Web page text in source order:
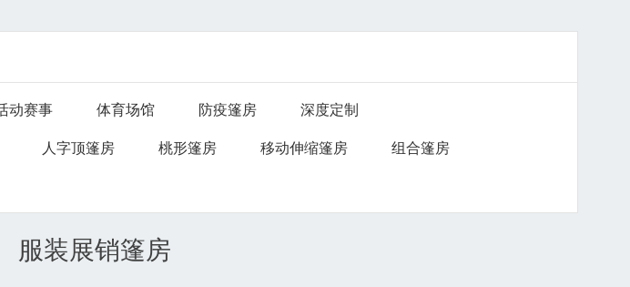
动赛事 体育场馆 防疫篷房 深度定制
人字顶篷房 桃形篷房 移动伸缩篷房 组合篷房
服装展销篷房